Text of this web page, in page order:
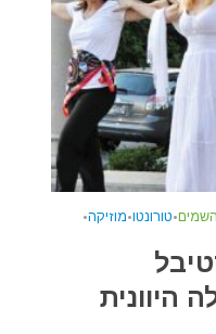
•טורונטו•מוזיקה•
היוונית